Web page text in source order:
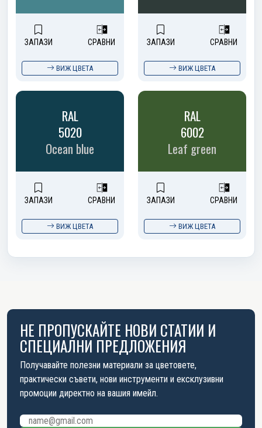
ЗАПАЗИ СРАВНИ
ВИЖ ЦВЕТА
ЗАПАЗИ СРАВНИ
ВИЖ ЦВЕТА
RAL
5020
Ocean blue
ЗАПАЗИ СРАВНИ
ВИЖ ЦВЕТА
RAL
6002
Leaf green
ЗАПАЗИ СРАВНИ
ВИЖ ЦВЕТА
НЕ ПРОПУСКАЙТЕ НОВИ СТАТИИ И
СПЕЦИАЛНИ ПРЕДЛОЖЕНИЯ
Получавайте полезни материали за цветовете,
практически съвети, нови инструменти и ексклузивни
промоции директно на вашия имейл.
Имейл адрес